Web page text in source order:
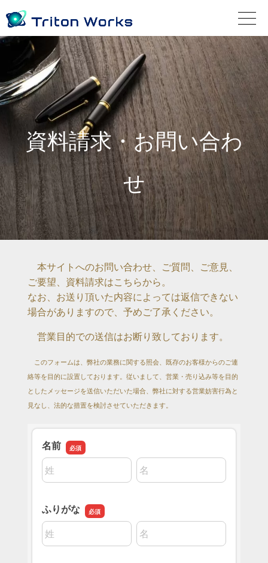
資料請求・お問い合わ
せ
本サイトへのお問い合わせ、ご質問、ご意見、
ご要望、資料請求はこちらから。
なお、お送り頂いた内容によっては返信できない
場合がありますので、予めご了承ください。
営業目的での送信はお断り致しております。
このフォームは、弊社の業務に関する照会、既存のお客様からのご連
絡等を目的に設置しております。従いまして、営業・売り込み等を目的
としたメッセージを送信いただいた場合、弊社に対する営業妨害行為と
見なし、法的な措置を検討させていただきます。